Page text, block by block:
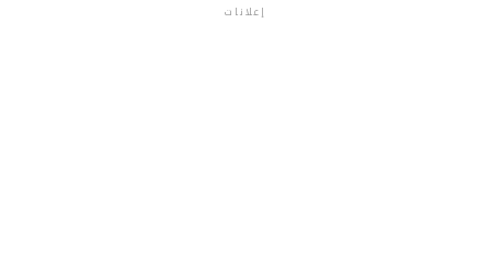
إعلانات